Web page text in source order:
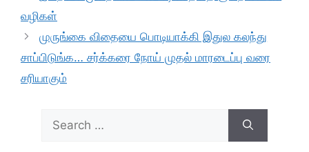
வழிகள்
முருங்கை விதையை பொடியாக்கி இதுல கலந்து
சாப்பிடுங்க… சர்க்கரை நோய் முதல் மாரடைப்பு வரை
சரியாகும்
for: